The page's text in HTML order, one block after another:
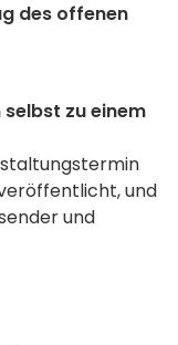
des offenen
selbst zu einem
und
und